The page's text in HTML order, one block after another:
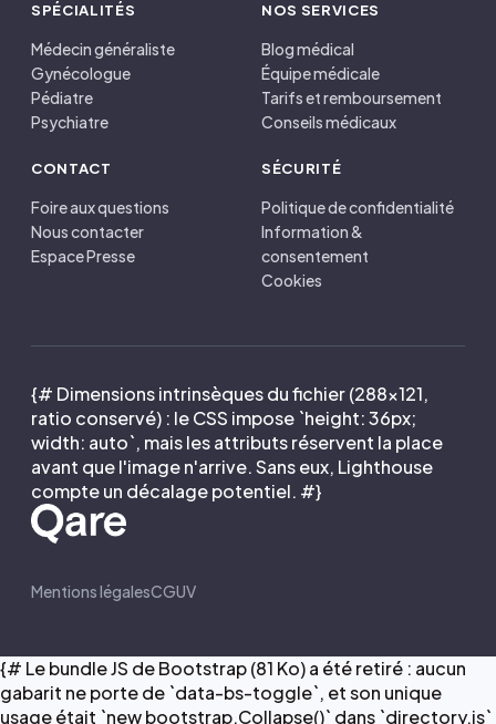
SPÉCIALITÉS
Médecin généraliste
Gynécologue
Pédiatre
Psychiatre
NOS SERVICES
Blog médical
Équipe médicale
Tarifs et remboursement
Conseils médicaux
CONTACT
Foire aux questions
Nous contacter
Espace Presse
SÉCURITÉ
Politique de confidentialité
Information &
consentement
Cookies
{# Dimensions intrinsèques du fichier (288×121,
ratio conservé) : le CSS impose `height: 36px;
width: auto`, mais les attributs réservent la place
avant que l'image n'arrive. Sans eux, Lighthouse
compte un décalage potentiel. #}
Mentions légalesCGUV
{# Le bundle JS de Bootstrap (81 Ko) a été retiré : aucun
gabarit ne porte de `data-bs-toggle`, et son unique
usage était `new bootstrap.Collapse()` dans `directory.js`